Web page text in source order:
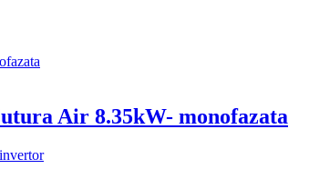
Air 8.35kW- monofazata